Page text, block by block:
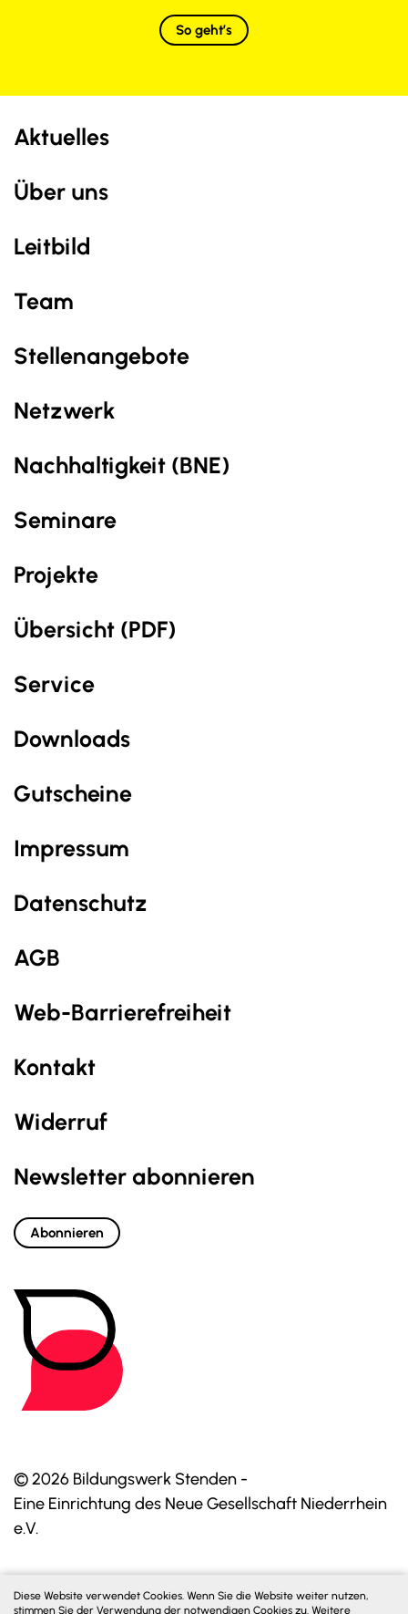
So geht’s
Aktuelles
Über uns
Leitbild
Team
Stellenangebote
Netzwerk
Nachhaltig­keit (BNE)
Seminare
Projekte
Übersicht (PDF)
Service
Downloads
Gutscheine
Impressum
Datenschutz
AGB
Web-Barrierefreiheit
Kontakt
Widerruf
Newsletter abonnieren
Abonnieren
© 2026 Bildungswerk Stenden -
Eine Einrichtung des Neue Gesellschaft Niederrhein
e.V.
Diese Website verwendet Cookies. Wenn Sie die Website weiter nutzen,
stimmen Sie der Verwendung der notwendigen Cookies zu. Weitere